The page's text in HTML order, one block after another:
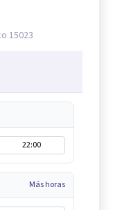
15023
22:00
Más horas